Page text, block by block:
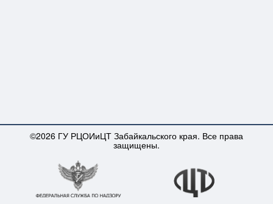
©2026 ГУ РЦОИиЦТ Забайкальского края. Все права
защищены.